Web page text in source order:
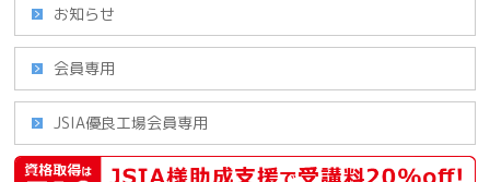
お知らせ
会員専用
JSIA優良工場会員専用